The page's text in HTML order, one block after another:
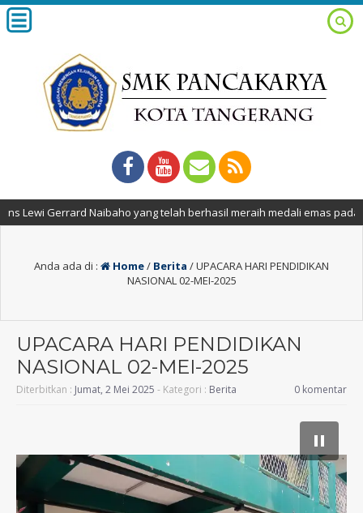
Gerrard Naibaho yang telah berhasil meraih medali emas pada LKS
Anda ada di : Home/ Berita /UPACARA HARI PENDIDIKAN
NASIONAL 02-MEI-2025
UPACARA HARI PENDIDIKAN
NASIONAL 02-MEI-2025
Diterbitkan : Jumat, 2 Mei 2025 - Kategori : Berita 0 komentar